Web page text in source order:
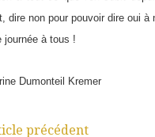
dire non pour pouvoir dire oui à
journée à tous !
Dumonteil Kremer
précédent